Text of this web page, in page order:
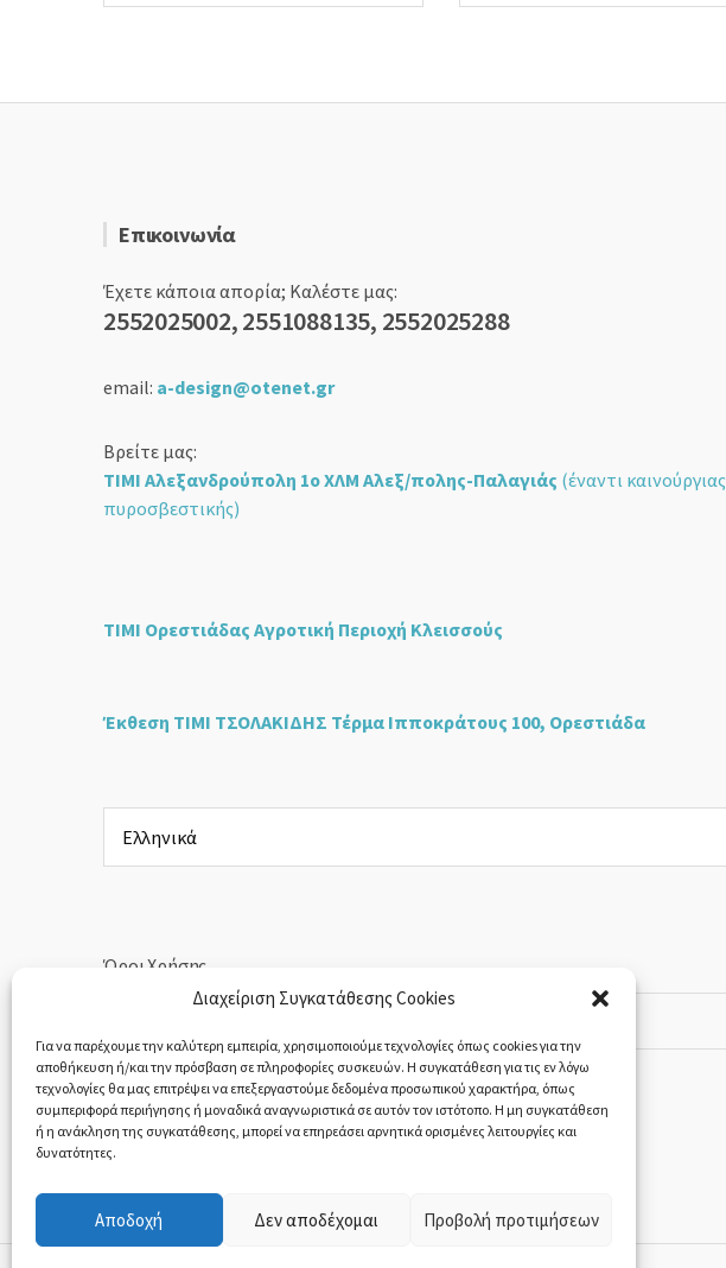
Διαχείριση Συγκατάθεσης Cookies
Για να παρέχουμε την καλύτερη εμπειρία, χρησιμοποιούμε τεχνολογίες όπως cookies για την
αποθήκευση ή/και την πρόσβαση σε πληροφορίες συσκευών. Η συγκατάθεση για τις εν λόγω
τεχνολογίες θα μας επιτρέψει να επεξεργαστούμε δεδομένα προσωπικού χαρακτήρα, όπως
συμπεριφορά περιήγησης ή μοναδικά αναγνωριστικά σε αυτόν τον ιστότοπο. Η μη συγκατάθεση
ή η ανάκληση της συγκατάθεσης, μπορεί να επηρεάσει αρνητικά ορισμένες λειτουργίες και
δυνατότητες.
Αποδοχή Δεν αποδέχομαι Προβολή προτιμήσεων
19,90 €.
Επικοινωνία
Έχετε κάποια απορία; Καλέστε μας:
2552025002, 2551088135, 2552025288
email: a-design@otenet.gr
Βρείτε μας:
ΤΙΜΙ Αλεξανδρούπολη 1ο ΧΛΜ Αλεξ/πολης-Παλαγιάς (έναντι καινούργιας
πυροσβεστικής)
ΤΙΜΙ Ορεστιάδας Αγροτική Περιοχή Κλεισσούς
Έκθεση ΤΙΜΙ ΤΣΟΛΑΚΙΔΗΣ Τέρμα Ιπποκράτους 100, Ορεστιάδα
μια
γλώσσα
Όροι Χρήσης
Υπαναχώρηση & Επιστροφές Προϊόντων